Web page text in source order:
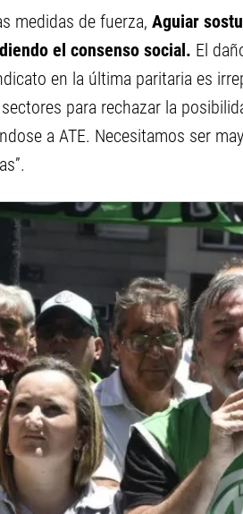
medidas de fuerza, Aguiar
el consenso social. El
en la última paritaria es
para rechazar la
a ATE. Necesitamos ser